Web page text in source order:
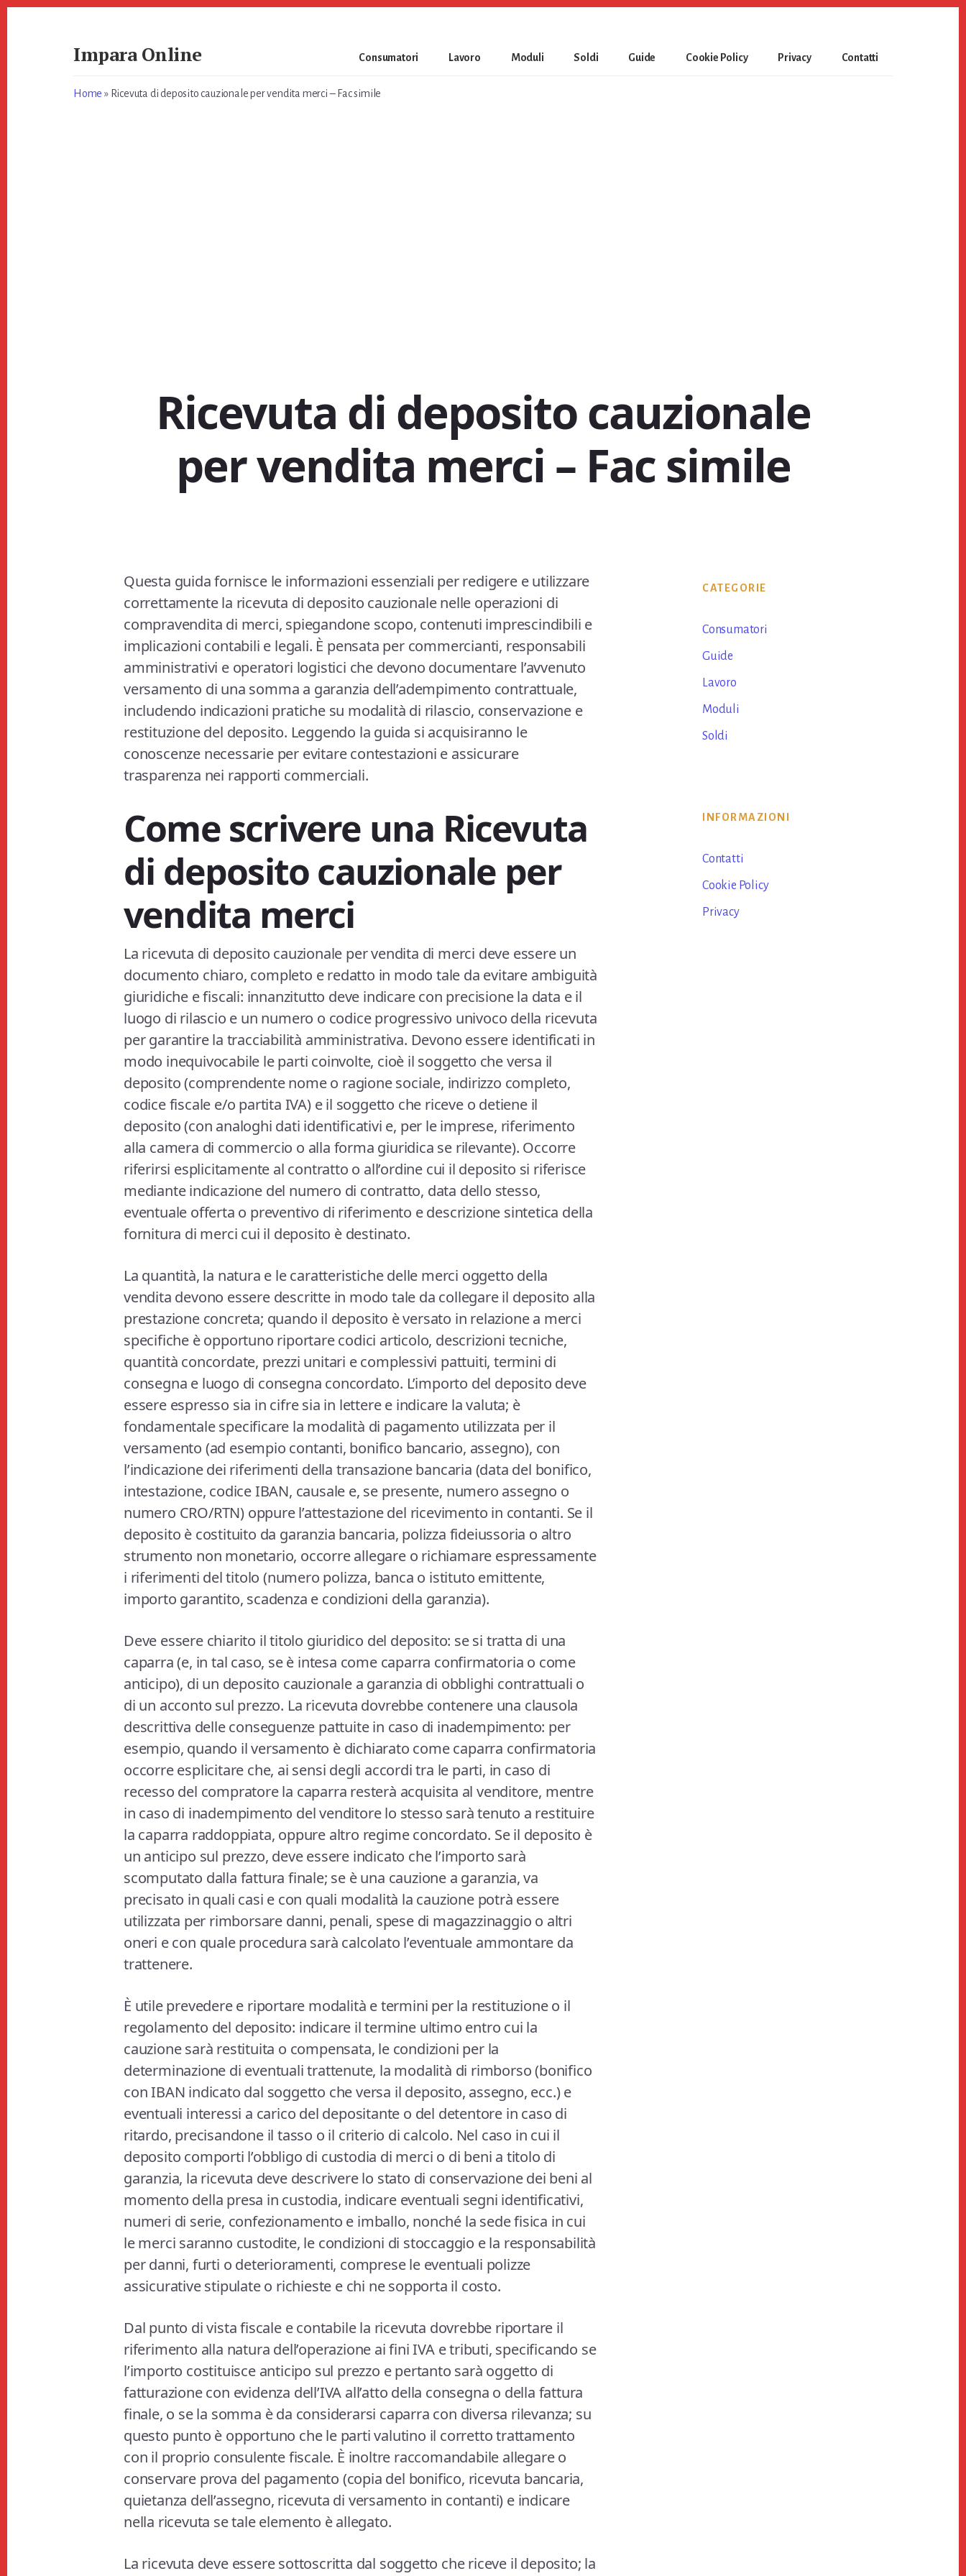
Impara Online
Online
Consumatori Lavoro Moduli Soldi Guide Cookie Policy Privacy Contatti
Home » Ricevuta di deposito cauzionale per vendita merci​ – Fac simile
Ricevuta di deposito cauzionale
per vendita merci​ – Fac simile
Questa guida fornisce le informazioni essenziali per redigere e utilizzare
correttamente la ricevuta di deposito cauzionale nelle operazioni di
compravendita di merci, spiegandone scopo, contenuti imprescindibili e
implicazioni contabili e legali. È pensata per commercianti, responsabili
amministrativi e operatori logistici che devono documentare l’avvenuto
versamento di una somma a garanzia dell’adempimento contrattuale,
includendo indicazioni pratiche su modalità di rilascio, conservazione e
restituzione del deposito. Leggendo la guida si acquisiranno le
conoscenze necessarie per evitare contestazioni e assicurare
trasparenza nei rapporti commerciali.
Come scrivere una Ricevuta
di deposito cauzionale per
vendita merci​
La ricevuta di deposito cauzionale per vendita di merci deve essere un
documento chiaro, completo e redatto in modo tale da evitare ambiguità
giuridiche e fiscali: innanzitutto deve indicare con precisione la data e il
luogo di rilascio e un numero o codice progressivo univoco della ricevuta
per garantire la tracciabilità amministrativa. Devono essere identificati in
modo inequivocabile le parti coinvolte, cioè il soggetto che versa il
deposito (comprendente nome o ragione sociale, indirizzo completo,
codice fiscale e/o partita IVA) e il soggetto che riceve o detiene il
deposito (con analoghi dati identificativi e, per le imprese, riferimento
alla camera di commercio o alla forma giuridica se rilevante). Occorre
riferirsi esplicitamente al contratto o all’ordine cui il deposito si riferisce
mediante indicazione del numero di contratto, data dello stesso,
eventuale offerta o preventivo di riferimento e descrizione sintetica della
fornitura di merci cui il deposito è destinato.
La quantità, la natura e le caratteristiche delle merci oggetto della
vendita devono essere descritte in modo tale da collegare il deposito alla
prestazione concreta; quando il deposito è versato in relazione a merci
specifiche è opportuno riportare codici articolo, descrizioni tecniche,
quantità concordate, prezzi unitari e complessivi pattuiti, termini di
consegna e luogo di consegna concordato. L’importo del deposito deve
essere espresso sia in cifre sia in lettere e indicare la valuta; è
fondamentale specificare la modalità di pagamento utilizzata per il
versamento (ad esempio contanti, bonifico bancario, assegno), con
l’indicazione dei riferimenti della transazione bancaria (data del bonifico,
intestazione, codice IBAN, causale e, se presente, numero assegno o
numero CRO/RTN) oppure l’attestazione del ricevimento in contanti. Se il
deposito è costituito da garanzia bancaria, polizza fideiussoria o altro
strumento non monetario, occorre allegare o richiamare espressamente
i riferimenti del titolo (numero polizza, banca o istituto emittente,
importo garantito, scadenza e condizioni della garanzia).
Deve essere chiarito il titolo giuridico del deposito: se si tratta di una
caparra (e, in tal caso, se è intesa come caparra confirmatoria o come
anticipo), di un deposito cauzionale a garanzia di obblighi contrattuali o
di un acconto sul prezzo. La ricevuta dovrebbe contenere una clausola
descrittiva delle conseguenze pattuite in caso di inadempimento: per
esempio, quando il versamento è dichiarato come caparra confirmatoria
occorre esplicitare che, ai sensi degli accordi tra le parti, in caso di
recesso del compratore la caparra resterà acquisita al venditore, mentre
in caso di inadempimento del venditore lo stesso sarà tenuto a restituire
la caparra raddoppiata, oppure altro regime concordato. Se il deposito è
un anticipo sul prezzo, deve essere indicato che l’importo sarà
scomputato dalla fattura finale; se è una cauzione a garanzia, va
precisato in quali casi e con quali modalità la cauzione potrà essere
utilizzata per rimborsare danni, penali, spese di magazzinaggio o altri
oneri e con quale procedura sarà calcolato l’eventuale ammontare da
trattenere.
È utile prevedere e riportare modalità e termini per la restituzione o il
regolamento del deposito: indicare il termine ultimo entro cui la
cauzione sarà restituita o compensata, le condizioni per la
determinazione di eventuali trattenute, la modalità di rimborso (bonifico
con IBAN indicato dal soggetto che versa il deposito, assegno, ecc.) e
eventuali interessi a carico del depositante o del detentore in caso di
ritardo, precisandone il tasso o il criterio di calcolo. Nel caso in cui il
deposito comporti l’obbligo di custodia di merci o di beni a titolo di
garanzia, la ricevuta deve descrivere lo stato di conservazione dei beni al
momento della presa in custodia, indicare eventuali segni identificativi,
numeri di serie, confezionamento e imballo, nonché la sede fisica in cui
le merci saranno custodite, le condizioni di stoccaggio e la responsabilità
per danni, furti o deterioramenti, comprese le eventuali polizze
assicurative stipulate o richieste e chi ne sopporta il costo.
Dal punto di vista fiscale e contabile la ricevuta dovrebbe riportare il
riferimento alla natura dell’operazione ai fini IVA e tributi, specificando se
l’importo costituisce anticipo sul prezzo e pertanto sarà oggetto di
fatturazione con evidenza dell’IVA all’atto della consegna o della fattura
finale, o se la somma è da considerarsi caparra con diversa rilevanza; su
questo punto è opportuno che le parti valutino il corretto trattamento
con il proprio consulente fiscale. È inoltre raccomandabile allegare o
conservare prova del pagamento (copia del bonifico, ricevuta bancaria,
quietanza dell’assegno, ricevuta di versamento in contanti) e indicare
nella ricevuta se tale elemento è allegato.
La ricevuta deve essere sottoscritta dal soggetto che riceve il deposito; la
Primary
Sidebar
CATEGORIE
Consumatori
Guide
Lavoro
Moduli
Soldi
INFORMAZIONI
Contatti
Cookie Policy
Privacy